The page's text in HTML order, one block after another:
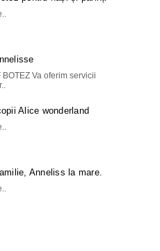
Va oferim servicii
Alice wonderland
Anneliss la mare.